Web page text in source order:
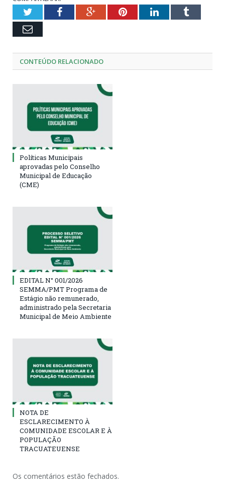
TwitterFacebookGoogle+PinterestLinkedInTumblr
Email
CONTEÚDO RELACIONADO
Políticas Municipais
aprovadas pelo Conselho
Municipal de Educação
(CME)
EDITAL N° 001/2026
SEMMA/PMT Programa de
Estágio não remunerado,
administrado pela Secretaria
Municipal de Meio Ambiente
NOTA DE
ESCLARECIMENTO À
COMUNIDADE ESCOLAR E À
POPULAÇÃO
TRACUATEUENSE
Os comentários estão fechados.